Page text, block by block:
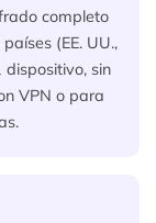
completo
(EE. UU.,
dispositivo, sin
VPN o para